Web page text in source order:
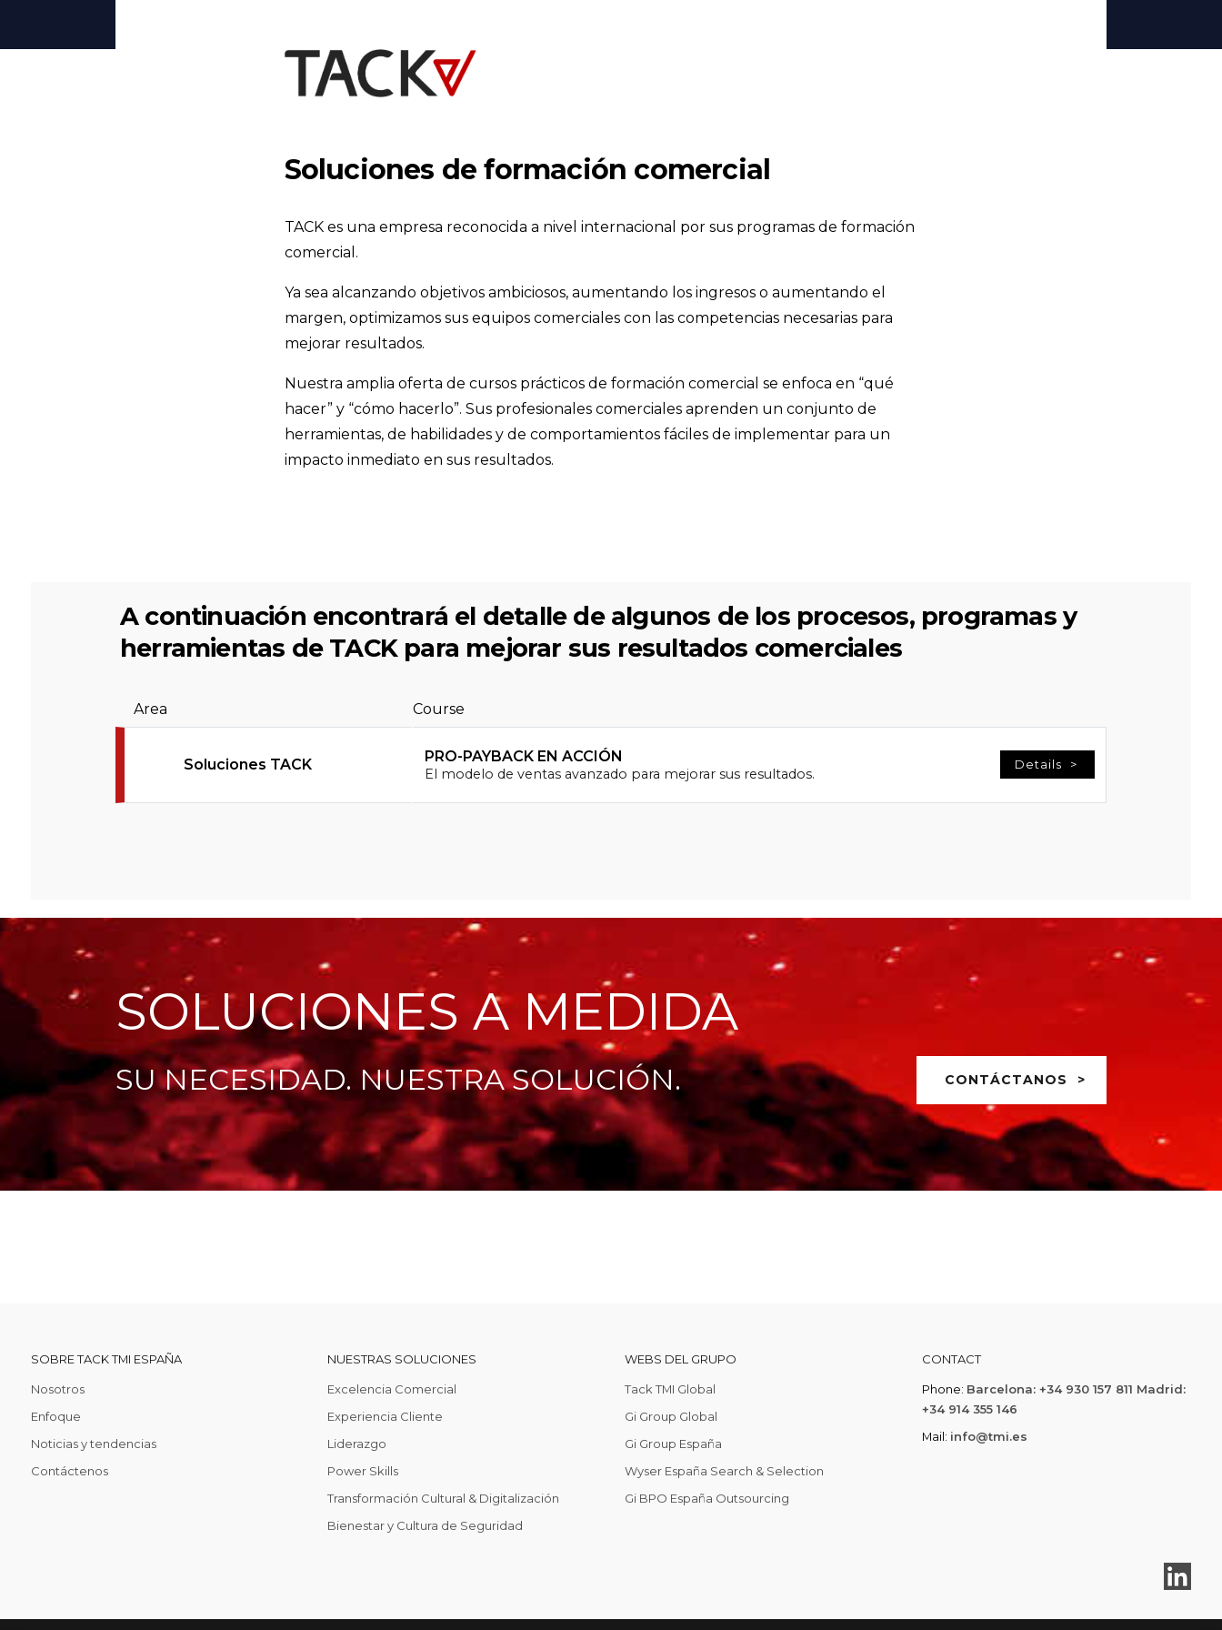
Soluciones de formación comercial
TACK es una empresa reconocida a nivel internacional por sus programas de formación
comercial.
Ya sea alcanzando objetivos ambiciosos, aumentando los ingresos o aumentando el
margen, optimizamos sus equipos comerciales con las competencias necesarias para
mejorar resultados.
Nuestra amplia oferta de cursos prácticos de formación comercial se enfoca en “qué
hacer” y “cómo hacerlo”. Sus profesionales comerciales aprenden un conjunto de
herramientas, de habilidades y de comportamientos fáciles de implementar para un
impacto inmediato en sus resultados.
A continuación encontrará el detalle de algunos de los procesos, programas y
herramientas de TACK para mejorar sus resultados comerciales
Area Course
Soluciones TACK PRO-PAYBACK EN ACCIÓN
El modelo de ventas avanzado para mejorar sus resultados.
Details
SOLUCIONES A MEDIDA
SU NECESIDAD. NUESTRA SOLUCIÓN. CONTÁCTANOS
SOBRE TACK TMI ESPAÑA
Nosotros
Enfoque
Noticias y tendencias
Contáctenos
NUESTRAS SOLUCIONES
Excelencia Comercial
Experiencia Cliente
Liderazgo
Power Skills
Transformación Cultural & Digitalización
Bienestar y Cultura de Seguridad
WEBS DEL GRUPO
Tack TMI Global
Gi Group Global
Gi Group España
Wyser España Search & Selection
Gi BPO España Outsourcing
CONTACT
Phone: Barcelona: +34 930 157 811 Madrid:
+34 914 355 146
Mail: info@tmi.es